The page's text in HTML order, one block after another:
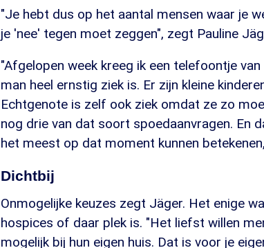
"Je hebt dus op het aantal mensen waar je
je 'nee' tegen moet zeggen", zegt Pauline
"Afgelopen week kreeg ik een telefoontje
man heel ernstig ziek is. Er zijn kleine
Echtgenote is zelf ook ziek omdat ze zo
nog drie van dat soort spoedaanvragen. En
het meest op dat moment kunnen
Dichtbij
Onmogelijke keuzes zegt Jäger. Het enige
hospices of daar plek is. "Het liefst willen
mogelijk bij hun eigen huis. Dat is voor je